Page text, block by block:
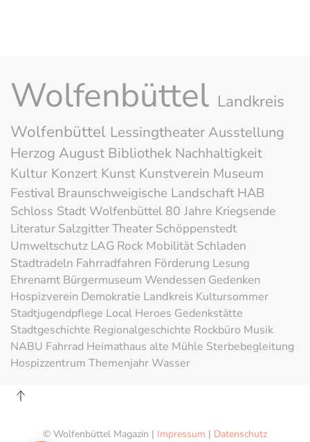
Wolfenbüttel Landkreis
Wolfenbüttel LessingtheaterAusstellung
Herzog August Bibliothek Nachhaltigkeit
Kultur Konzert Kunst Kunstverein Museum
Festival Braunschweigische Landschaft HAB
Schloss Stadt Wolfenbüttel 80 Jahre Kriegsende
Literatur SalzgitterTheater Schöppenstedt
Umweltschutz LAG Rock Mobilität Schladen
Stadtradeln Fahrradfahren Förderung Lesung
Ehrenamt Bürgermuseum Wendessen Gedenken
Hospizverein Demokratie Landkreis Kultursommer
Stadtjugendpflege Local Heroes Gedenkstätte
Stadtgeschichte Regionalgeschichte Rockbüro Musik
NABU Fahrrad Heimathaus alte Mühle Sterbebegleitung
Hospizzentrum Themenjahr Wasser
© Wolfenbüttel Magazin | Impressum | Datenschutz